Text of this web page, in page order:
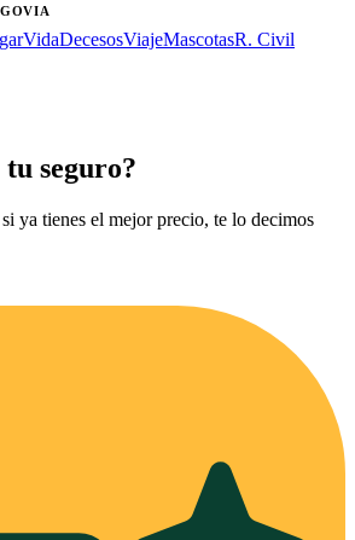
VidaDecesosViajeMascotasR. Civil
seguro?
ya tienes el mejor precio, te lo decimos